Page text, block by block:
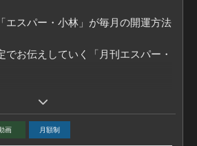
エスパー・小林」が毎月の開運方法
でお伝えしていく「月刊エスパー・
林おすすめの「パワースポット」を
画 月額制